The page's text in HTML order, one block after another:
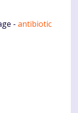
- antibiotic